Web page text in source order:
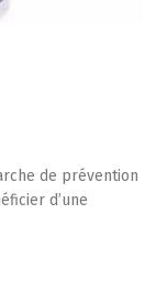
de prévention
d’une